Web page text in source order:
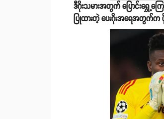
ဒီဂိုးသမားအတွက် ပြောင်းရွှေ့က
ပြုထားတဲ့ ပေးဂိုးအရေအတွက်က ပို